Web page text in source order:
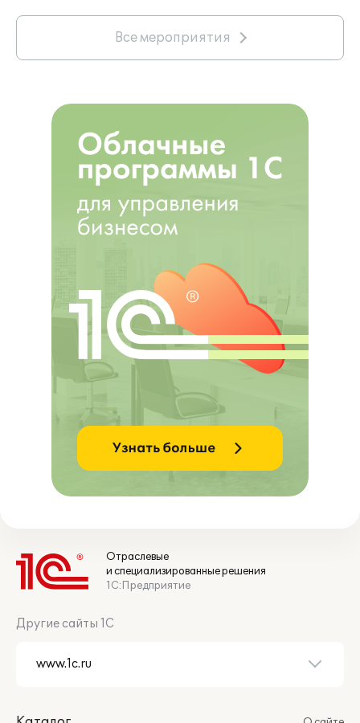
Все мероприятия
Отраслевые
и специализированные решения
1С:Предприятие
Другие сайты 1С